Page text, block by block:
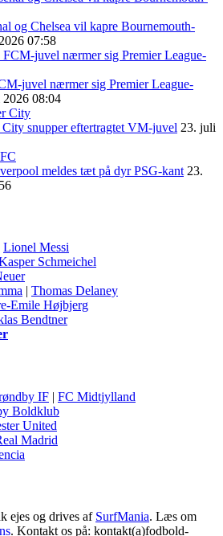
og Chelsea vil kapre Bournemouth-
07:58
juvel nærmer sig Premier League-
08:04
snupper eftertragtet VM-juvel 23. juli
meldes tæt på dyr PSG-kant 23.
Lionel Messi
Schmeichel
| Thomas Delaney
Emile Højbjerg
Bendtner
IF | FC Midtjylland
Boldklub
United
Madrid
ejes og drives af SurfMania. Læs om
. Kontakt os på: kontakt(a)fodbold-